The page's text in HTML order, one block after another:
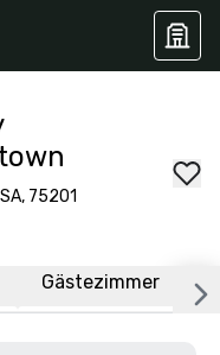
75201
Gästezimmer